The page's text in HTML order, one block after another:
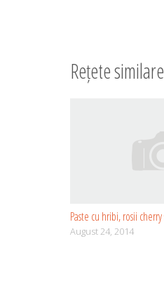
Rețete similare
Paste cu hribi, rosii
August 24, 2014